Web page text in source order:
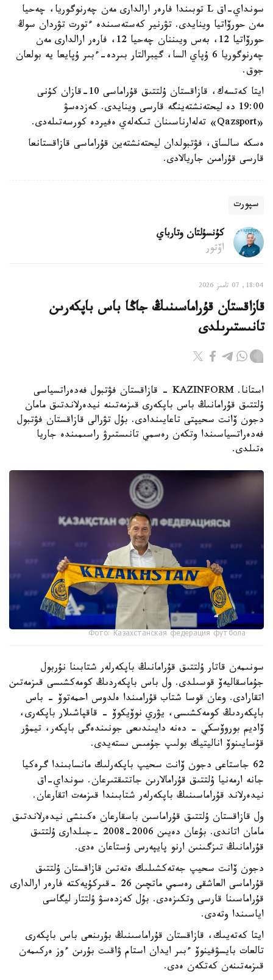
سونداي-اق L توبىندا فارەر ارالدارى مەن چەرنوگوريا، چەحيا
مەن حورۆاتيا وينايدى. تۋرنير كەستەسىندە ءتورت تۋردان سوڭ
حورۆاتيا 12، بەس ويىننان چەحيا 12، فارەر ارالدارى مەن
چەرنوگوريا 6 ۇپاي السا، گيبرالتار بىردە-ءبىر ۇپايعا يە بولعان
جوق.
ايتا كەتسەك، قازاقستان ۇلتتىق قۇراماسى 10-قازان كۇنى
19:00 دە ليحتەنشتەينگە قارسى وينايدى. كەزدەسۋ
«Qazsport» تەلەارناسىنان تىكەلەي ەفيردە كورسەتىلەدى.
ەسكە سالساق، فۋتبولدان ليحتەنشتەين قۇراماسى قازاقستانعا
قارسى قۇرامىن جاريالادى.
سپورت
كۇنسۇلتان وتارباي
اۆتور
18:04, 07 تامىز 2026
قازاقستان قۇراماسىنىڭ جاڭا باس باپكەرىن
تانىستىرىلدى
استانا. KAZINFORM - قازاقستان فۋتبول فەدەراتسياسى
ۇلتتىق قۇرامانىڭ باس باپكەرى قىزمەتىنە نيدەرلاندتىق مامان
دجون ۆانت سحيپتى تاعايىندادى. بۇل تۋرالى قازاقستان فۋتبول
فەدەراتسياسىندا وتكەن رەسمي تانىستىرۋ راسىمىندە جاريا
ەتىلدى.
Фото: Казахстанская федерация футбола
سونىمەن قاتار ۇلتتىق قۇرامانىڭ باپكەرلەر شتابىنا نۇربول
جۇماسقاليەۆ قوسىلدى. ول باس باپكەردىڭ كومەكشىسى قىزمەتىن
اتقارادى. وعان قوسا شتاب قۇرامىندا ەلدوس احمەتوۆ - باس
باپكەردىڭ كومەكشىسى، يۋري نوۆيكوۆ - قاقپاشىلار باپكەرى،
ۆاديم بوروۆسكي - دەنە دايىندىعى جونىندەگى باپكەر، تيمۋر
قۇسايىنوۆ اناليتيك بولىپ جۇمىس ىستەيدى.
62 جاستاعى دجون ۆانت سحيپ باپكەرلىك مانسابىندا گرەكيا
جانە ارمەنيا ۇلتتىق قۇرامالارىن جاتتىقتىرعان. سونداي-اق
نيدەرلاند قۇراماسىنىڭ باپكەرلەر شتابىندا قىزمەت اتقارعان.
ول قازاقستان ۇلتتىق قۇراماسىن باسقارعان ەكىنشى نيدەرلاندتىق
مامان اتاندى. بۇعان دەيىن 2006-2008 -جىلدارى ۇلتتىق
قۇرامانىڭ تىزگىنىن ارنو پايپەرس ۇستاعان ەدى.
دجون ۆانت سحيپ جەتەكشىلىك ەتەتىن قازاقستان ۇلتتىق
قۇراماسى العاشقى رەسمي ماتچىن 26 -قىركۇيەكتە فارەر ارالدارى
قۇراماسىنا قارسى وتكىزەدى. بۇل كەزدەسۋ ۇلتتار ليگاسى
اياسىندا وتەدى.
ايتا كەتەيىك، قازاقستان قۇراماسىنىڭ بۇرىنعى باس باپكەرى
تالعات بايسۋفينوۆ ءبىر ايدان استام ۋاقىت بۇرىن ءوز ەركىمەن
قىزمەتىنەن كەتكەن ەدى.